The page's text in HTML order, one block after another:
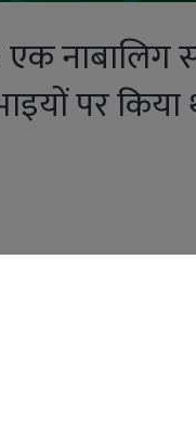
एक
पर
भाइयों पर चाकू और बीयर की
भी शामिल था। जिसे किशोर
में रिपोर्ट दर्ज कराई थी
से लौटकर रामलीला
साथियों के साथ आकर अश्लील